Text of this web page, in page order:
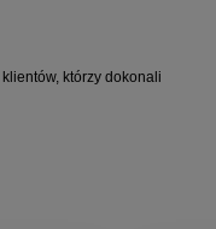
którzy dokonali